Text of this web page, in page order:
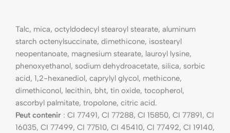
Talc, mica, octyldodecyl stearoyl stearate, aluminum
starch octenylsuccinate, dimethicone, isostearyl
neopentanoate, magnesium stearate, lauroyl lysine,
phenoxyethanol, sodium dehydroacetate, silica, sorbic
acid, 1,2-hexanediol, caprylyl glycol, methicone,
dimethiconol, lecithin, bht, tin oxide, tocopherol,
ascorbyl palmitate, tropolone, citric acid.
Peut contenir : CI 77491, CI 77288, CI 15850, CI 77891, CI
16035, CI 77499, CI 77510, CI 45410, CI 77492, CI 19140,